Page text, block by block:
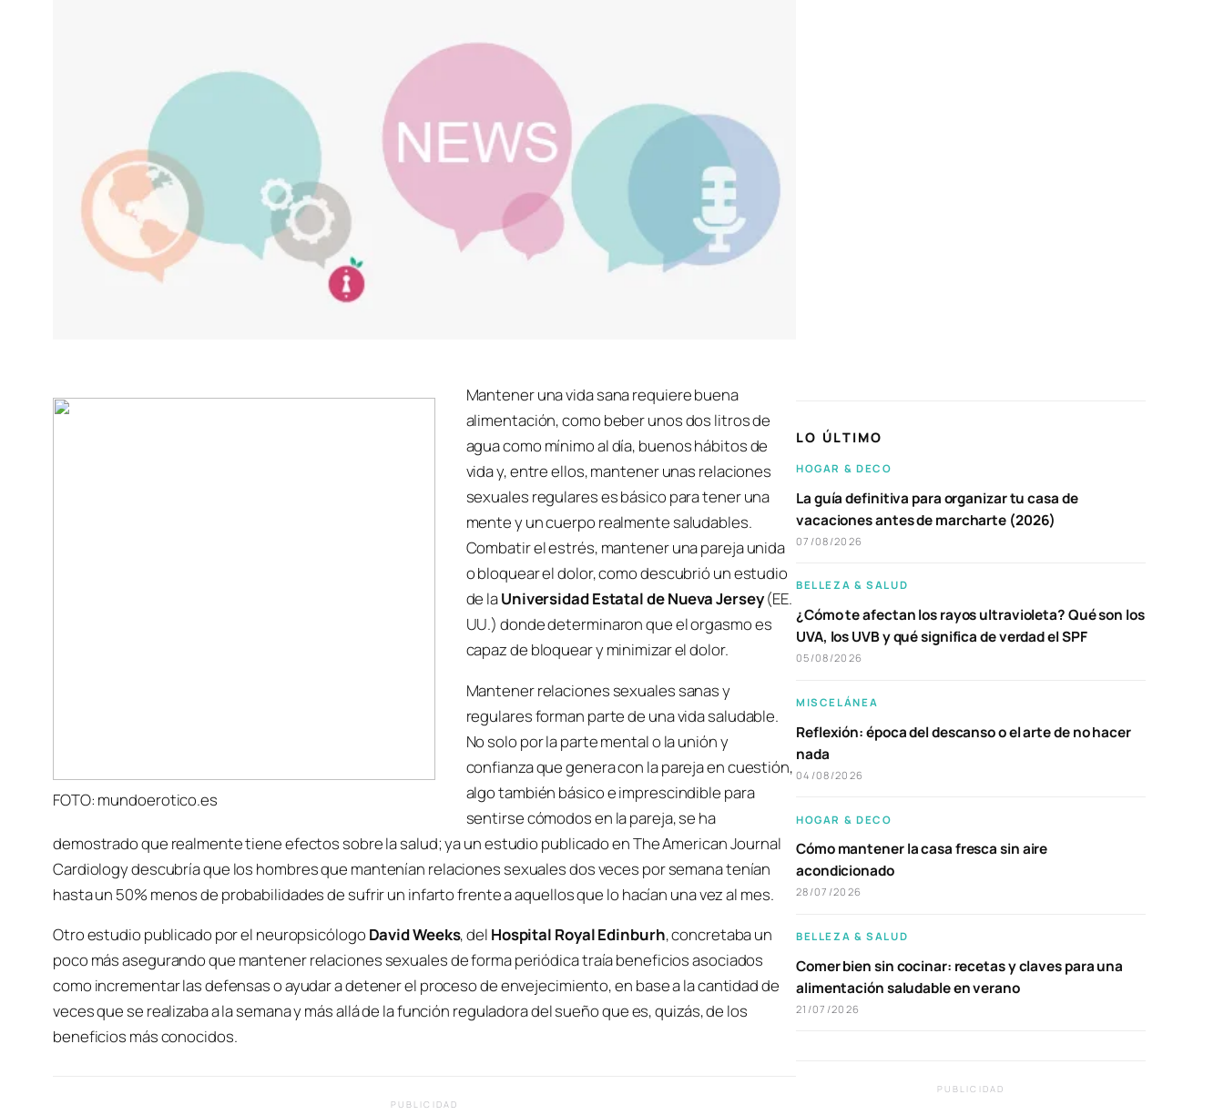
FOTO: mundoerotico.es
Mantener una vida sana requiere buena
alimentación, como beber unos dos litros de
agua como mínimo al día, buenos hábitos de
vida y, entre ellos, mantener unas relaciones
sexuales regulares es básico para tener una
mente y un cuerpo realmente saludables.
Combatir el estrés, mantener una pareja unida
o bloquear el dolor, como descubrió un estudio
de laUniversidad Estatal de Nueva Jersey(EE.
UU.) donde determinaron que el orgasmo es
capaz de bloquear y minimizar el dolor.
Mantener relaciones sexuales sanas y
regulares forman parte de una vida saludable.
No solo por la parte mental o la unión y
confianza que genera con la pareja en cuestión,
algo también básico e imprescindible para
sentirse cómodos en la pareja, se ha
demostrado que realmente tiene efectos sobre la salud; ya un estudio publicado enThe American Journal
Cardiologydescubría que los hombres que mantenían relaciones sexuales dos veces por semana tenían
hasta un 50% menos de probabilidades de sufrir un infarto frente a aquellos que lo hacían una vez al mes.
Otro estudio publicado por el neuropsicólogo David Weeks, del Hospital Royal Edinburh, concretaba un
poco más asegurando que mantener relaciones sexuales de forma periódica traía beneficios asociados
como incrementar las defensas o ayudar a detener el proceso de envejecimiento, en base a la cantidad de
veces que se realizaba a la semana y más allá de la función reguladora del sueño que es, quizás, de los
beneficios más conocidos.
PUBLICIDAD
LO ÚLTIMO
HOGAR & DECO
La guía definitiva para organizar tu casa de
vacaciones antes de marcharte (2026)
07/08/2026
BELLEZA & SALUD
¿Cómo te afectan los rayos ultravioleta? Qué son los
UVA, los UVB y qué significa de verdad el SPF
05/08/2026
MISCELÁNEA
Reflexión: época del descanso o el arte de no hacer
nada
04/08/2026
HOGAR & DECO
Cómo mantener la casa fresca sin aire
acondicionado
28/07/2026
BELLEZA & SALUD
Comer bien sin cocinar: recetas y claves para una
alimentación saludable en verano
21/07/2026
PUBLICIDAD